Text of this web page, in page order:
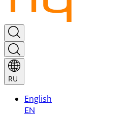
RU
English
EN